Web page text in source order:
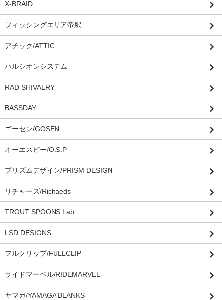
X-BRAID
フィッシングエリア帝釈
アチック/ATTIC
ハルシオンシステム
RAD SHIVALRY
BASSDAY
ゴーセン/GOSEN
オーエスピー/O.S.P
プリズムデザイン/PRISM DESIGN
リチャーズ/Richaeds
TROUT SPOONS Lab
LSD DESIGNS
フルクリップ/FULLCLIP
ライドマーベル/RIDEMARVEL
ヤマガ/YAMAGA BLANKS